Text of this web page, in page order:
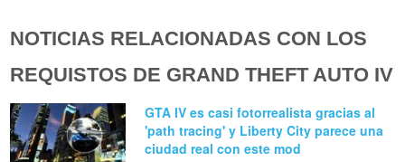
NOTICIAS RELACIONADAS CON LOS
REQUISTOS DE GRAND THEFT AUTO IV
GTA IV es casi fotorrealista gracias al
'path tracing' y Liberty City parece una
ciudad real con este mod